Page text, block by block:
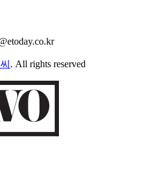
. All rights reserved